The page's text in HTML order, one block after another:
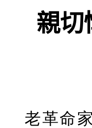
親切
老革命